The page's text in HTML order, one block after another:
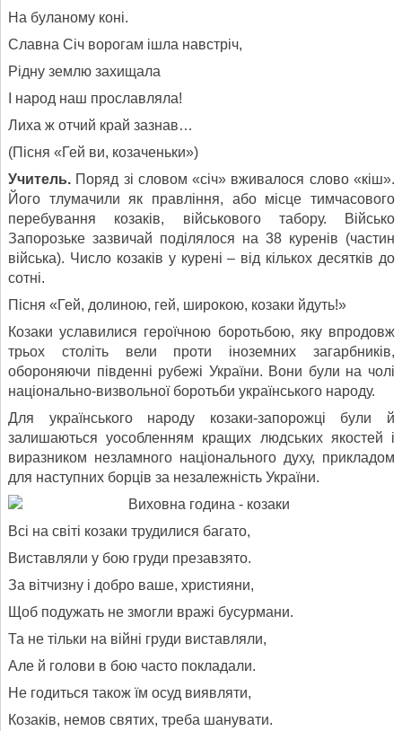
На буланому коні.
Славна Січ ворогам ішла навстріч,
Рідну землю захищала
І народ наш прославляла!
Лиха ж отчий край зазнав…
(Пісня «Гей ви, козаченьки»)
Учитель. Поряд зі словом «січ» вживалося слово «кіш».
Його тлумачили як правління, або місце тимчасового
перебування козаків, військового табору. Військо
Запорозьке зазвичай поділялося на 38 куренів (частин
війська). Число козаків у курені – від кількох десятків до
сотні.
Пісня «Гей, долиною, гей, широкою, козаки йдуть!»
Козаки уславилися героїчною боротьбою, яку впродовж
трьох століть вели проти іноземних загарбників,
обороняючи південні рубежі України. Вони були на чолі
національно-визвольної боротьби українського народу.
Для українського народу козаки-запорожці були й
залишаються уособленням кращих людських якостей і
виразником незламного національного духу, прикладом
для наступних борців за незалежність України.
Всі на світі козаки трудилися багато,
Виставляли у бою груди презавзято.
За вітчизну і добро ваше, християни,
Щоб подужать не змогли вражі бусурмани.
Та не тільки на війні груди виставляли,
Але й голови в бою часто покладали.
Не годиться також їм осуд виявляти,
Козаків, немов святих, треба шанувати.